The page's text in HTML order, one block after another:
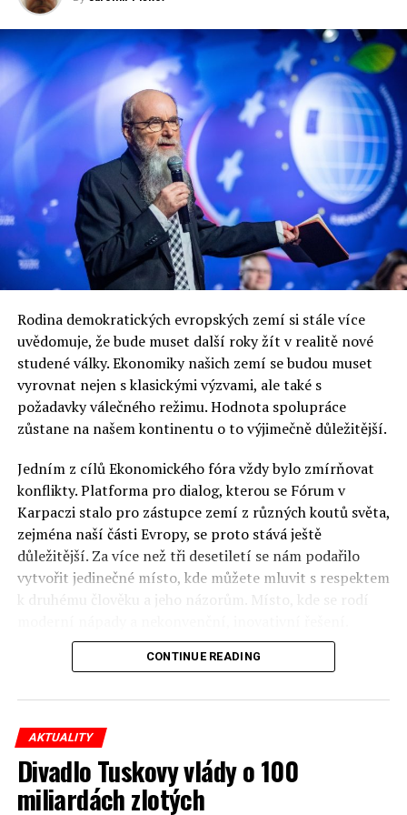
Rodina demokratických evropských zemí si stále více
uvědomuje, že bude muset další roky žít v realitě nové
studené války. Ekonomiky našich zemí se budou muset
vyrovnat nejen s klasickými výzvami, ale také s
požadavky válečného režimu. Hodnota spolupráce
zůstane na našem kontinentu o to výjimečně důležitější.
Jedním z cílů Ekonomického fóra vždy bylo zmírňovat
konflikty. Platforma pro dialog, kterou se Fórum v
Karpaczi stalo pro zástupce zemí z různých koutů světa,
zejména naší části Evropy, se proto stává ještě
důležitější. Za více než tři desetiletí se nám podařilo
vytvořit jedinečné místo, kde můžete mluvit s respektem
k druhému člověku a jeho názorům. Místo, kde se rodí
Polsko musí mít instituce, jejichž horizont činnosti je
politický tým. Pouze to vám dává šanci skutečně řešit
problémy. Hosty Fóra jsou prezidenti, předsedové vlád,
ministři, politici a představitelé samosprávy, prezidenti
korporací, lidé z kultury, renomovaní vědci, novináři a
zástupci nevládních organizací.
CONTINUE READING
AKTUALITY
Divadlo Tuskovy vlády o 100
miliardách zlotých